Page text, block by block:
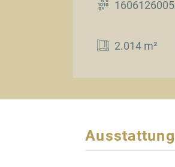
1606126005
2.014 m²
Ausstattung